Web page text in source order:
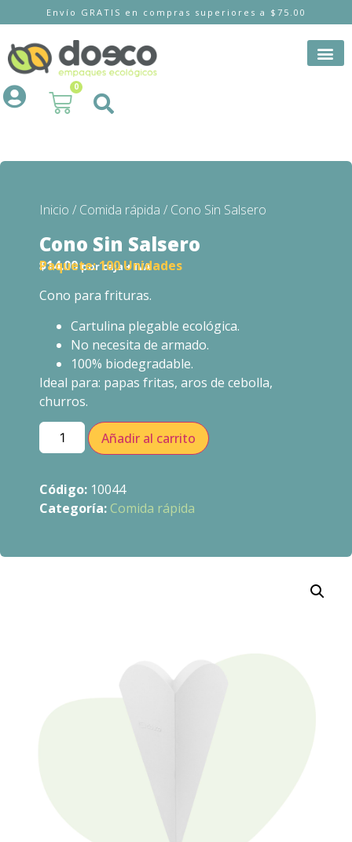
Envío GRATIS en compras superiores a $75.00
0
Inicio / Comida rápida / Cono Sin Salsero
Cono Sin Salsero
$14.00 por caja + IVA
Paquete:100 Unidades
Cono para frituras.
Cartulina plegable ecológica.
No necesita de armado.
100% biodegradable.
Ideal para: papas fritas, aros de cebolla,
churros.
Añadir al carrito
Código: 10044
Categoría: Comida rápida